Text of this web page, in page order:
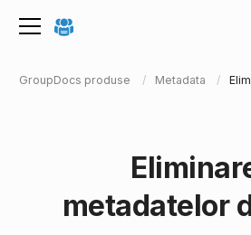
GroupDocs produse Metadata
metadatelor